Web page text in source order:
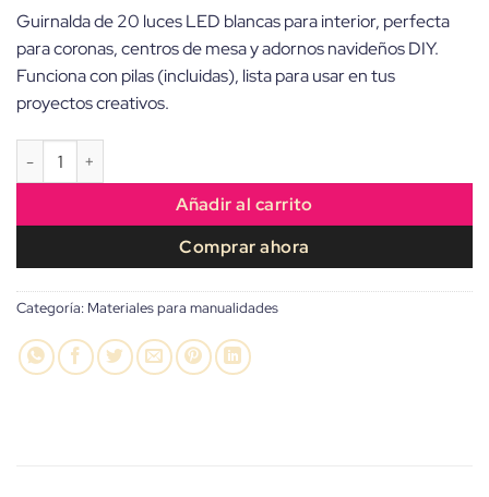
Guirnalda de 20 luces LED blancas para interior, perfecta
para coronas, centros de mesa y adornos navideños DIY.
Funciona con pilas (incluidas), lista para usar en tus
proyectos creativos.
Guirnalda 20 LED Blanco con Pilas – 2 m cantidad
Añadir al carrito
Comprar ahora
Categoría: Materiales para manualidades